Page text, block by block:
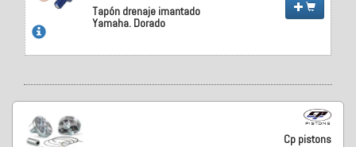
Tapón drenaje imantado
Yamaha. Dorado
Cp pistons